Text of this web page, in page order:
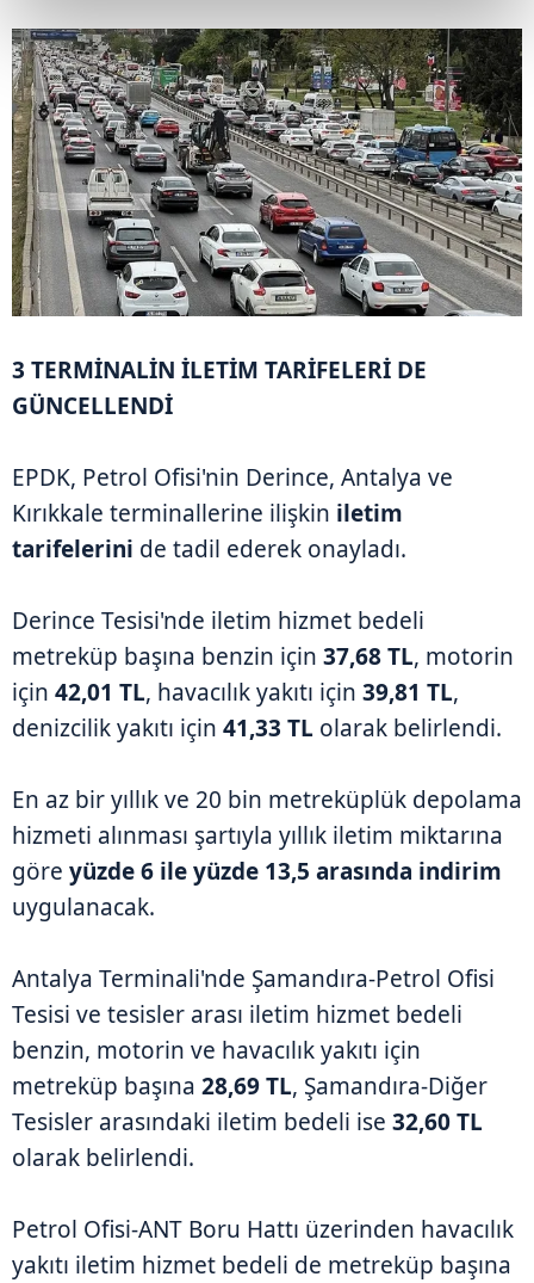
3 TERMİNALİN İLETİM TARİFELERİ DE
GÜNCELLENDİ
EPDK, Petrol Ofisi'nin Derince, Antalya ve
Kırıkkale terminallerine ilişkin iletim
tarifelerini de tadil ederek onayladı.
Derince Tesisi'nde iletim hizmet bedeli
metreküp başına benzin için 37,68 TL, motorin
için 42,01 TL, havacılık yakıtı için 39,81 TL,
denizcilik yakıtı için 41,33 TL olarak belirlendi.
En az bir yıllık ve 20 bin metreküplük depolama
hizmeti alınması şartıyla yıllık iletim miktarına
göre yüzde 6 ile yüzde 13,5 arasında indirim
uygulanacak.
Antalya Terminali'nde Şamandıra-Petrol Ofisi
Tesisi ve tesisler arası iletim hizmet bedeli
benzin, motorin ve havacılık yakıtı için
metreküp başına 28,69 TL, Şamandıra-Diğer
Tesisler arasındaki iletim bedeli ise 32,60 TL
olarak belirlendi.
Petrol Ofisi-ANT Boru Hattı üzerinden havacılık
yakıtı iletim hizmet bedeli de metreküp başına